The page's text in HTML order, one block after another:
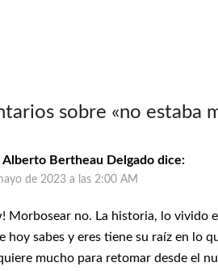
sobre «no estaba
Alberto Bertheau Delgado dice:
de 2023 a las 2:00 AM
Morbosear no. La historia, lo vivido
hoy sabes y eres tiene su raíz en lo
mucho para retomar desde el